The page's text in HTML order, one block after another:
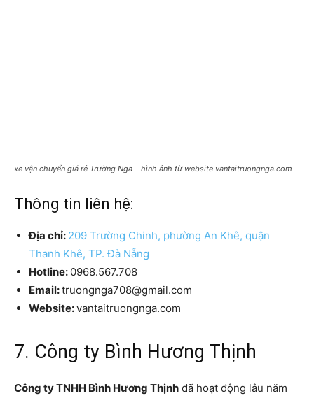
xe vận chuyển giá rẻ Trường Nga – hình ảnh từ website vantaitruongnga.com
Thông tin liên hệ:
Địa chỉ: 209 Trường Chinh, phường An Khê, quận
Thanh Khê, TP. Đà Nẵng
Hotline: 0968.567.708
Email:truongnga708@gmail.com
Website:vantaitruongnga.com
7. Công ty Bình Hương Thịnh
Công ty TNHH Bình Hương Thịnh đã hoạt động lâu năm